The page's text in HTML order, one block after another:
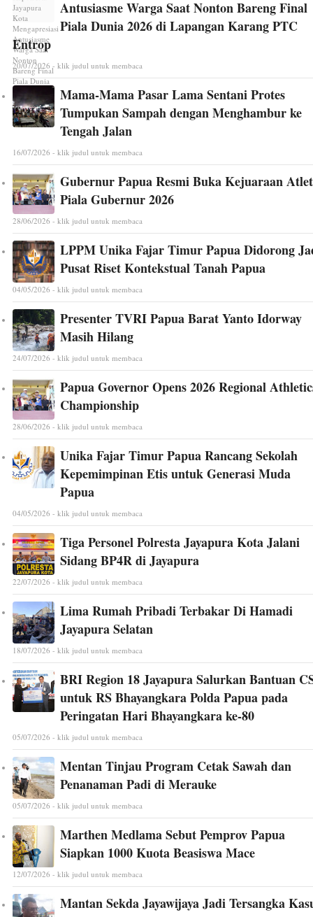
Antusiasme Warga Saat Nonton Bareng Final
Piala Dunia 2026 di Lapangan Karang PTC
Entrop
20/07/2026 - klik judul untuk membaca
Mama-Mama Pasar Lama Sentani Protes
Tumpukan Sampah dengan Menghambur ke
Tengah Jalan
16/07/2026 - klik judul untuk membaca
Gubernur Papua Resmi Buka Kejuaraan
Piala Gubernur 2026
28/06/2026 - klik judul untuk membaca
LPPM Unika Fajar Timur Papua Didorong
Pusat Riset Kontekstual Tanah Papua
04/05/2026 - klik judul untuk membaca
Presenter TVRI Papua Barat Yanto Idorway
Masih Hilang
24/07/2026 - klik judul untuk membaca
Papua Governor Opens 2026 Regional
Championship
28/06/2026 - klik judul untuk membaca
Unika Fajar Timur Papua Rancang Sekolah
Kepemimpinan Etis untuk Generasi Muda
Papua
04/05/2026 - klik judul untuk membaca
Tiga Personel Polresta Jayapura Kota Jalani
Sidang BP4R di Jayapura
22/07/2026 - klik judul untuk membaca
Lima Rumah Pribadi Terbakar Di Hamadi
Jayapura Selatan
18/07/2026 - klik judul untuk membaca
BRI Region 18 Jayapura Salurkan Bantuan
untuk RS Bhayangkara Polda Papua pada
Peringatan Hari Bhayangkara ke-80
05/07/2026 - klik judul untuk membaca
Mentan Tinjau Program Cetak Sawah dan
Penanaman Padi di Merauke
05/07/2026 - klik judul untuk membaca
Marthen Medlama Sebut Pemprov Papua
Siapkan 1000 Kuota Beasiswa Mace
12/07/2026 - klik judul untuk membaca
Mantan Sekda Jayawijaya Jadi Tersangka